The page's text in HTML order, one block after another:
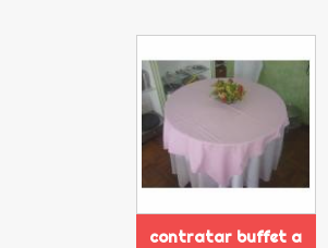
contratar buffet a